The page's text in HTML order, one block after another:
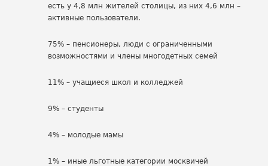
есть у 4,8 млн жителей столицы, из них 4,6 млн –
активные пользователи.
75% – пенсионеры, люди с ограниченными
возможностями и члены многодетных семей
11% – учащиеся школ и колледжей
9% – студенты
4% – молодые мамы
1% – иные льготные категории москвичей